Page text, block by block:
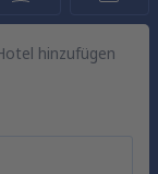
hinzufügen